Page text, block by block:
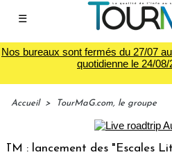
☰
Nos bureaux sont fermés du 27/07
quotidienne le 24/
Accueil > TourMaG.com, le groupe
des "Escales